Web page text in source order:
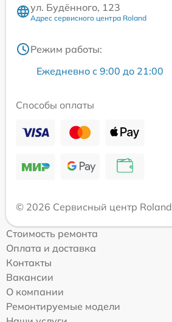
ул. Будённого, 123
Адрес сервисного центра Roland
Режим работы:
Ежедневно с 9:00 до 21:00
Способы оплаты
© 2026 Сервисный центр Roland
Стоимость ремонта
Оплата и доставка
Контакты
Вакансии
О компании
Ремонтируемые модели